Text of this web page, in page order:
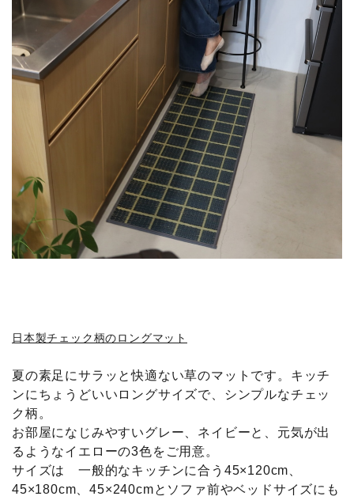
日本製チェック柄のロングマット
夏の素足にサラッと快適ない草のマットです。キッチ
ンにちょうどいいロングサイズで、シンプルなチェッ
ク柄。
お部屋になじみやすいグレー、ネイビーと、元気が出
るようなイエローの3色をご用意。
サイズは 一般的なキッチンに合う45×120cm、
45×180cm、45×240cmとソファ前やベッドサイズにも